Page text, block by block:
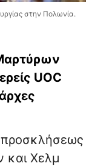
στην Πολωνία.
UOC
προσκλήσεως
και Χελμ